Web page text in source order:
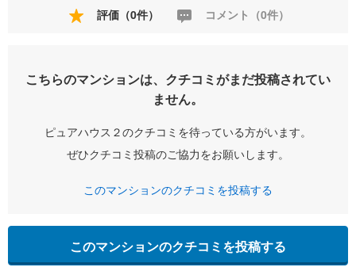
評価（0件） コメント（0件）
こちらのマンションは、クチコミがまだ投稿されてい
ません。
ピュアハウス２のクチコミを待っている方がいます。
ぜひクチコミ投稿のご協力をお願いします。
このマンションのクチコミを投稿する
このマンションのクチコミを投稿する